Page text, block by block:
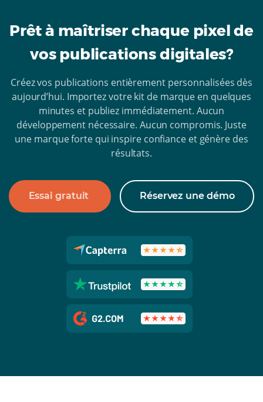
Prêt à maîtriser chaque pixel de
vos publications digitales?
Créez vos publications entièrement personnalisées dès
aujourd’hui. Importez votre kit de marque en quelques
minutes et publiez immédiatement. Aucun
développement nécessaire. Aucun compromis. Juste
une marque forte qui inspire confiance et génère des
résultats.
Essai gratuit Réservez une démo